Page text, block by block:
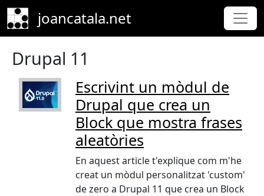
Skip to main content
joancatala.net
Drupal 11
Escrivint un mòdul de
Drupal que crea un
Block que mostra frases
aleatòries
En aquest article t'explique com m'he
creat un mòdul personalitzat 'custom'
de zero a Drupal 11 que crea un Block